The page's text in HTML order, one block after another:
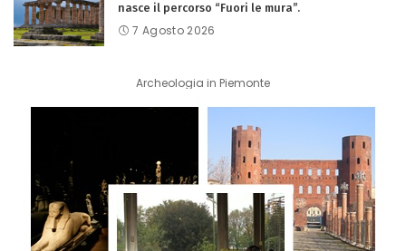
nasce il percorso “Fuori le mura”.
7 Agosto 2026
Archeologia in Piemonte